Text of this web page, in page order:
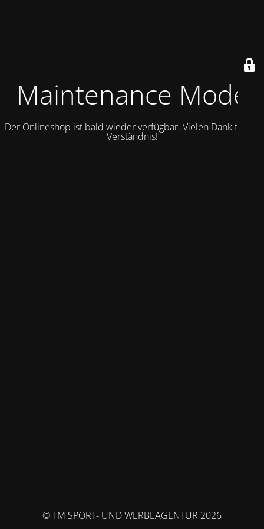
Maintenance Mode
Der Onlineshop ist bald wieder verfügbar. Vielen Dank für Ihr
Verständnis!
© TM SPORT- UND WERBEAGENTUR 2026